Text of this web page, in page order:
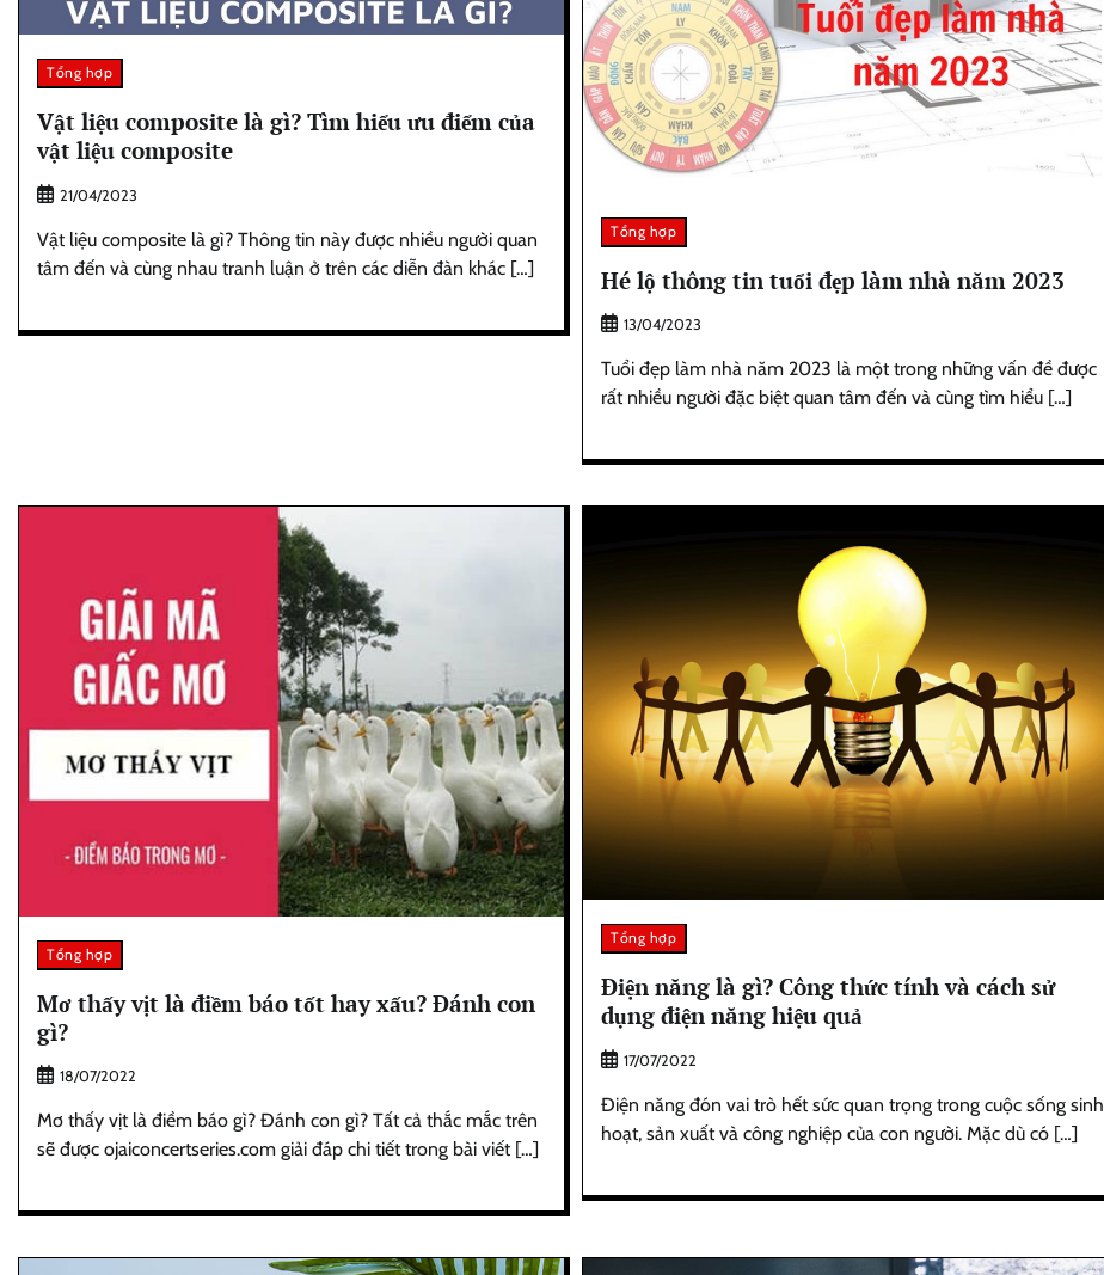
Tổng hợp
Vật liệu composite là gì? Tìm hiểu ưu điểm của
vật liệu composite
21/04/2023
Vật liệu composite là gì? Thông tin này được nhiều người quan
tâm đến và cùng nhau tranh luận ở trên các diễn đàn khác […]
Tổng hợp
Hé lộ thông tin tuổi đẹp làm nhà năm 2023
13/04/2023
Tuổi đẹp làm nhà năm 2023 là một trong những vấn đề được
rất nhiều người đặc biệt quan tâm đến và cùng tìm hiểu […]
Tổng hợp
Mơ thấy vịt là điềm báo tốt hay xấu? Đánh con
gì?
18/07/2022
Mơ thấy vịt là điềm báo gì? Đánh con gì? Tất cả thắc mắc trên
sẽ được ojaiconcertseries.com giải đáp chi tiết trong bài viết […]
Tổng hợp
Điện năng là gì? Công thức tính và cách sử
dụng điện năng hiệu quả
17/07/2022
Điện năng đón vai trò hết sức quan trọng trong cuộc sống sinh
hoạt, sản xuất và công nghiệp của con người. Mặc dù có […]